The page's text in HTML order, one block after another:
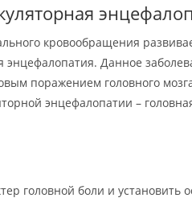
кровообращения
энцефалопатия. Данное
поражением головного
энцефалопатии –
головной боли и установить